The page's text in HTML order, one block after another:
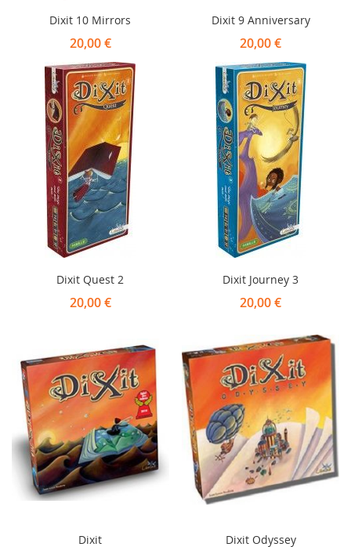
Dixit 10 Mirrors
20,00 €
Dixit 9 Anniversary
20,00 €
Dixit Quest 2
20,00 €
Dixit Journey 3
20,00 €
Dixit Dixit Odyssey